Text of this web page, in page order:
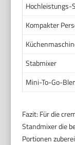
Hochleistungs-
Kompakter
Stabmixer
Mini-To-Go-
Fazit: Für die
Standmixer die
Portionen